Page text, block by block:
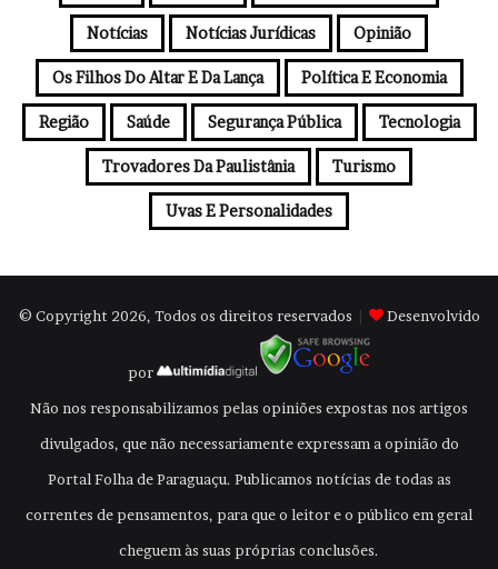
Notícias Notícias Jurídicas Opinião
Os Filhos Do Altar E Da Lança Política E Economia
Região Saúde Segurança Pública Tecnologia
Trovadores Da Paulistânia Turismo
Uvas E Personalidades
© Copyright 2026, Todos os direitos reservados Desenvolvido
por
Não nos responsabilizamos pelas opiniões expostas nos artigos
divulgados, que não necessariamente expressam a opinião do
Portal Folha de Paraguaçu. Publicamos notícias de todas as
correntes de pensamentos, para que o leitor e o público em geral
cheguem às suas próprias conclusões.